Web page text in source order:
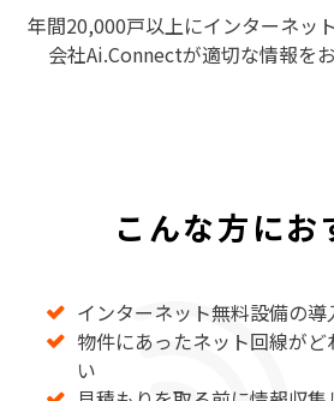
年間20,000戸以上にインターネッ
会社Ai.Connectが適切な情報を
こんな方にお
インターネット無料設備の
物件にあったネット回線が
い